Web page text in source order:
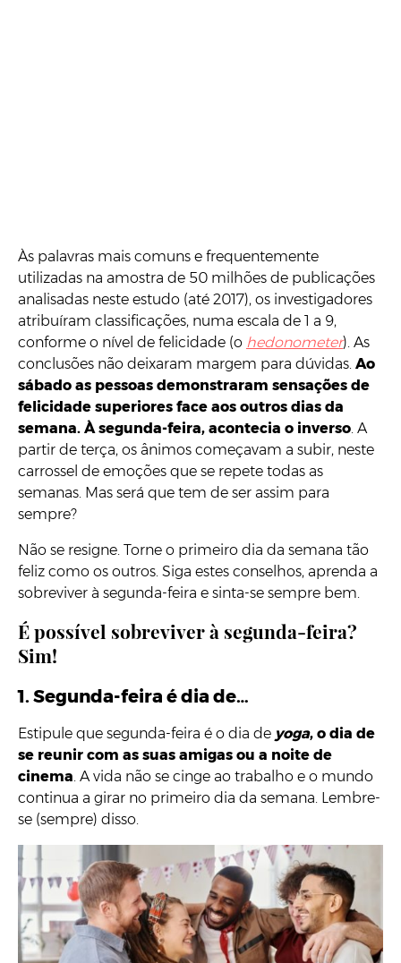
Às palavras mais comuns e frequentemente
utilizadas na amostra de 50 milhões de publicações
analisadas neste estudo (até 2017), os investigadores
atribuíram classificações, numa escala de 1 a 9,
conforme o nível de felicidade (o hedonometer). As
conclusões não deixaram margem para dúvidas. Ao
sábado as pessoas demonstraram sensações de
felicidade superiores face aos outros dias da
semana. À segunda-feira, acontecia o inverso. A
partir de terça, os ânimos começavam a subir, neste
carrossel de emoções que se repete todas as
semanas. Mas será que tem de ser assim para
sempre?
Não se resigne. Torne o primeiro dia da semana tão
feliz como os outros. Siga estes conselhos, aprenda a
sobreviver à segunda-feira e sinta-se sempre bem.
É possível sobreviver à segunda-feira?
Sim!
1.Segunda-feira é dia de…
Estipule que segunda-feira é o dia de yoga, o dia de
se reunir com as suas amigas ou a noite de
cinema. A vida não se cinge ao trabalho e o mundo
continua a girar no primeiro dia da semana. Lembre-
se (sempre) disso.